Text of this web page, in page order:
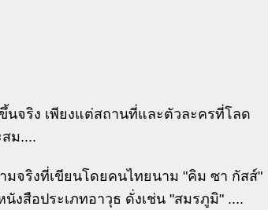
นจริง เพียงแต่สถานที่และตัวละครที่โลด
ม....
มจริงที่เขียนโดยคนไทยนาม "คิม ซา กัสส์"
งสือประเภทอาวุธ ดั่งเช่น "สมรภูมิ" ....